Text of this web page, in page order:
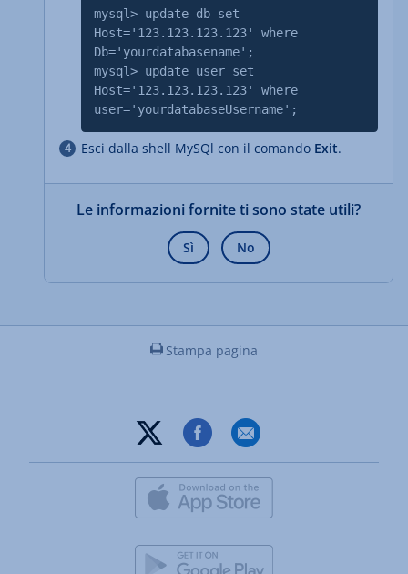
mysql> update db set
Host='123.123.123.123' where
Db='yourdatabasename';
mysql> update user set
Host='123.123.123.123' where
user='yourdatabaseUsername';
Esci dalla shell MySQl con il comando Exit.
Le informazioni fornite ti sono state utili?
Sì No
Stampa pagina